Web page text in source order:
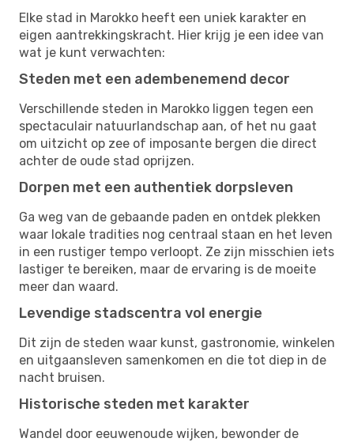
Elke stad in Marokko heeft een uniek karakter en
eigen aantrekkingskracht. Hier krijg je een idee van
wat je kunt verwachten:
Steden met een adembenemend decor
Verschillende steden in Marokko liggen tegen een
spectaculair natuurlandschap aan, of het nu gaat
om uitzicht op zee of imposante bergen die direct
achter de oude stad oprijzen.
Dorpen met een authentiek dorpsleven
Ga weg van de gebaande paden en ontdek plekken
waar lokale tradities nog centraal staan en het leven
in een rustiger tempo verloopt. Ze zijn misschien iets
lastiger te bereiken, maar de ervaring is de moeite
meer dan waard.
Levendige stadscentra vol energie
Dit zijn de steden waar kunst, gastronomie, winkelen
en uitgaansleven samenkomen en die tot diep in de
nacht bruisen.
Historische steden met karakter
Wandel door eeuwenoude wijken, bewonder de